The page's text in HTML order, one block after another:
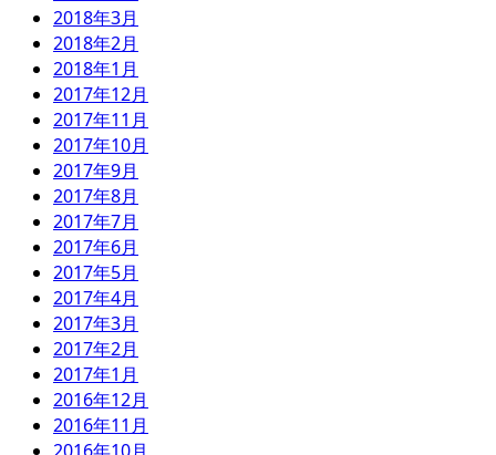
2018年3月
2018年2月
2018年1月
2017年12月
2017年11月
2017年10月
2017年9月
2017年8月
2017年7月
2017年6月
2017年5月
2017年4月
2017年3月
2017年2月
2017年1月
2016年12月
2016年11月